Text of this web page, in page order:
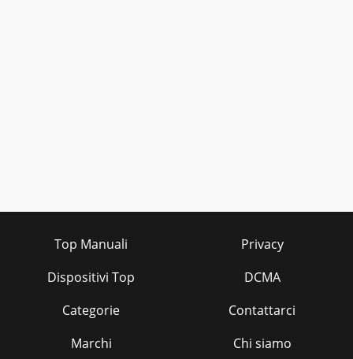
Top Manuali
Dispositivi Top
Categorie
Marchi
Privacy
DCMA
Contattarci
Chi siamo